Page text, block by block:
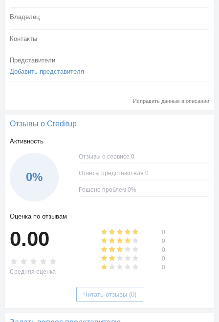
Владелец
Контакты
Представители
Добавить представителя
Исправить данные в описании
Отзывы о Creditup
Активность
0%
Отзывы о сервисе 0
Ответы представителя 0
Решено проблем 0%
Оценка по отзывам
0.00
Средняя оценка
0
0
0
0
0
Читать отзывы (0)